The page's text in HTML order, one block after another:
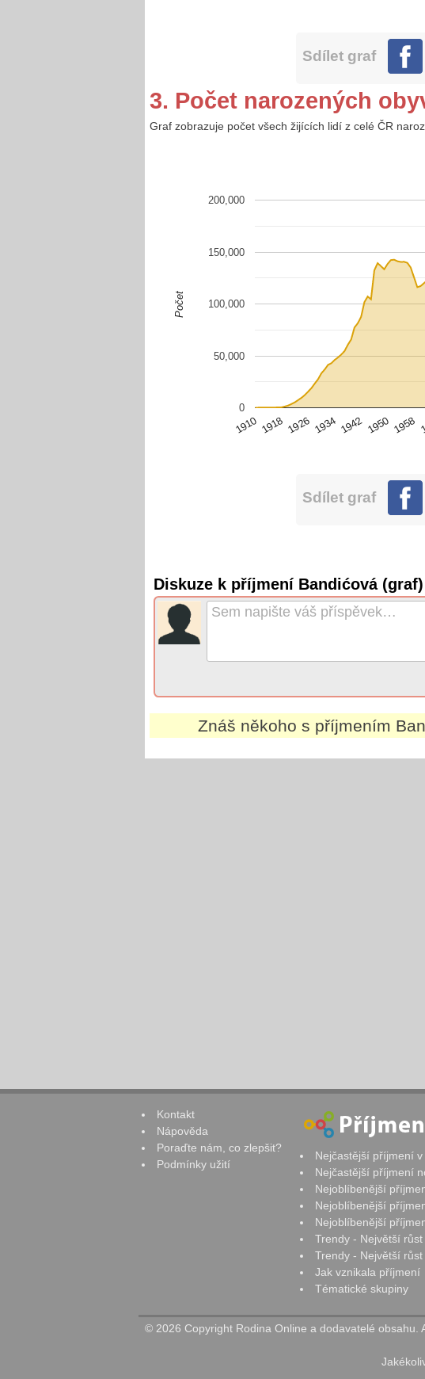
Sdílet graf
3. Počet narozených
Graf zobrazuje počet všech žijících lidí z celé ČR
1910 1918 1926 1934 1942 1950 1958
0
50,000
100,000
150,000
200,000
Počet
Sdílet graf
Diskuze k příjmení Bandićová (graf)
Znáš někoho s příjmením
Kontakt
Nápověda
Poraďte nám, co zlepšit?
Podmínky užití
Nejčastější příjmení v
Nejčastější příjmení
Nejoblíbenější
Nejoblíbenější
Nejoblíbenější
Trendy - Největší
Trendy - Největší
Jak vznikala příjmení
Tématické skupiny
© 2026 Copyright Rodina Online a dodavatelé